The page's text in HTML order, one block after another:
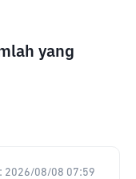
yang
2026/08/08 07:59